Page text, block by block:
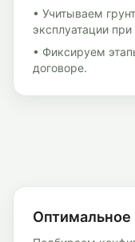
• Учитываем
эксплуатации при
• Фиксируем
договоре.